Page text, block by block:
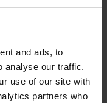
and ads, to
analyse our traffic.
use of our site with
partners who